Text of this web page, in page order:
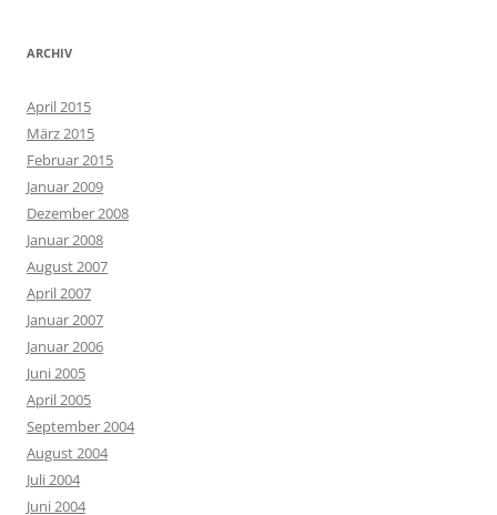
ARCHIV
April 2015
März 2015
Februar 2015
Januar 2009
Dezember 2008
Januar 2008
August 2007
April 2007
Januar 2007
Januar 2006
Juni 2005
April 2005
September 2004
August 2004
Juli 2004
Juni 2004